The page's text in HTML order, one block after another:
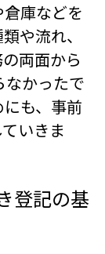
庫などを
や流れ、
両面から
なかったで
も、事前
いきま
登記の基